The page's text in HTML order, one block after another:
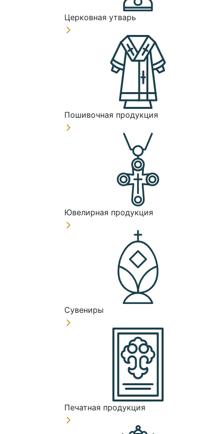
Церковная утварь
Пошивочная продукция
Ювелирная продукция
Сувениры
Печатная продукция